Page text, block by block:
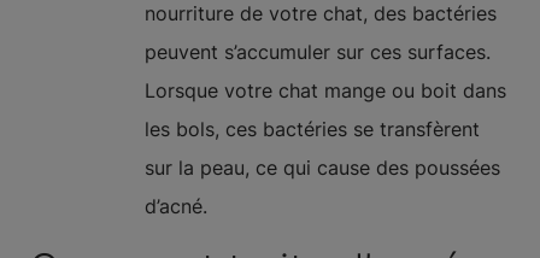
nourriture de votre chat, des bactéries
peuvent s’accumuler sur ces surfaces.
Lorsque votre chat mange ou boit dans
les bols, ces bactéries se transfèrent
sur la peau, ce qui cause des poussées
d’acné.